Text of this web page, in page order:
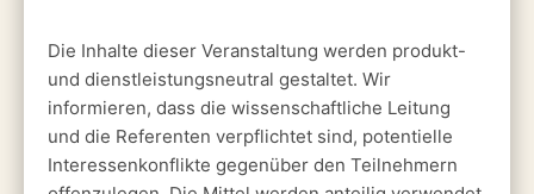
Die Inhalte dieser Veranstaltung werden produkt-
und dienstleistungsneutral gestaltet. Wir
informieren, dass die wissenschaftliche Leitung
und die Referenten verpflichtet sind, potentielle
Interessenkonflikte gegenüber den Teilnehmern